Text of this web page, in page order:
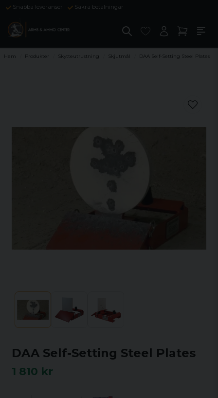
Snabba leveranser Säkra betalningar
Hem Produkter Skytteutrustning Skjutmål DAA Self-Setting Steel Plates
DAA Self-Setting Steel Plates
1 810 kr